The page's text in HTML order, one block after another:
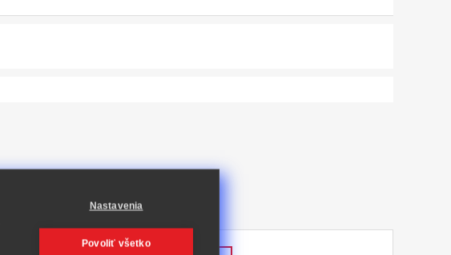
Nastavenia
Povoliť všetko